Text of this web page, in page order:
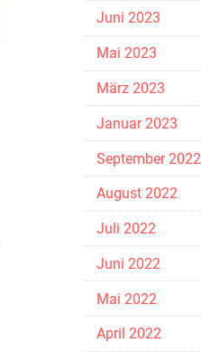
Juni 2023
Mai 2023
März 2023
Januar 2023
September 2022
August 2022
Juli 2022
Juni 2022
Mai 2022
April 2022